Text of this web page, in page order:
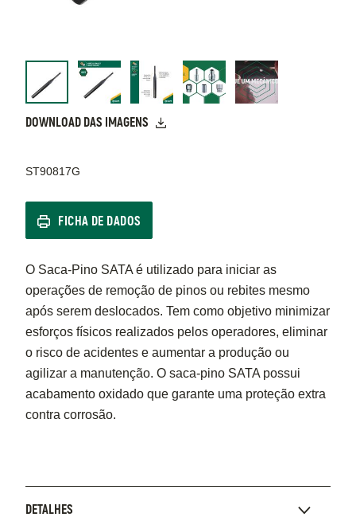
DOWNLOAD DAS IMAGENS
ST90817G
FICHA DE DADOS
O Saca-Pino SATA é utilizado para iniciar as
operações de remoção de pinos ou rebites mesmo
após serem deslocados. Tem como objetivo minimizar
esforços físicos realizados pelos operadores, eliminar
o risco de acidentes e aumentar a produção ou
agilizar a manutenção. O saca-pino SATA possui
acabamento oxidado que garante uma proteção extra
contra corrosão.
DETALHES